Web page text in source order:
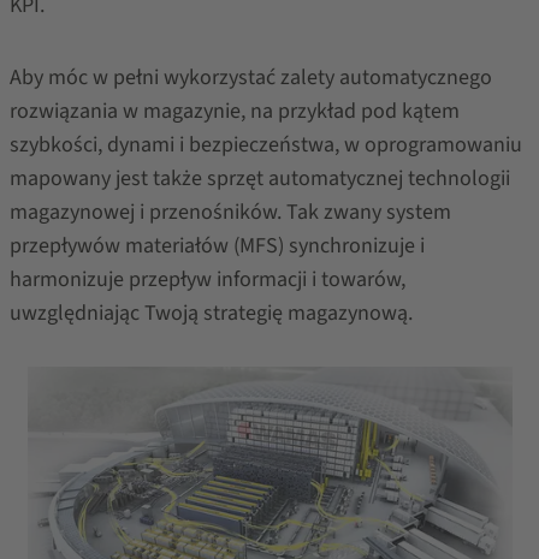
Aby móc w pełni wykorzystać zalety automatycznego
rozwiązania w magazynie, na przykład pod kątem
szybkości, dynami i bezpieczeństwa, w oprogramowaniu
mapowany jest także sprzęt automatycznej technologii
magazynowej i przenośników. Tak zwany system
przepływów materiałów (MFS) synchronizuje i
harmonizuje przepływ informacji i towarów,
uwzględniając Twoją strategię magazynową.